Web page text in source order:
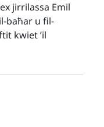
jirrilassa Emil
baħar u fil-
kwiet ’il